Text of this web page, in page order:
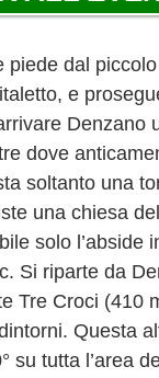
piede dal
e
Denzano
dove
soltanto una
una chiesa
solo l’abside
Si riparte da
Tre Croci (410
Questa
su tutta l’area